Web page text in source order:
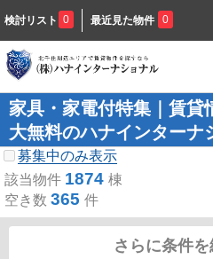
検討リスト 0 最近見た物件 0
家具・家電付特集｜賃貸
大無料のハナインターナ
募集中のみ表示
該当物件 1874 棟
空き数 365 件
さらに条件